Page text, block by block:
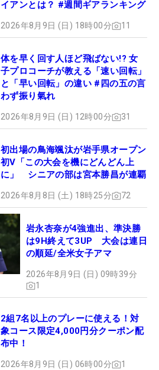
イアンとは？ #週間ギアランキング
2026年8月9日 (日) 18時00分 11
体を早く回す人ほど飛ばない!? 女
子プロコーチが教える「速い回転」
と「早い回転」の違い #四の五の言
わず振り氣れ
2026年8月9日 (日) 12時00分 31
初出場の鳥海颯汰が岩手県オープン
初V「この大会を機にどんどん上
に」 シニアの部は宮本勝昌が連覇
2026年8月8日 (土) 18時25分 72
岩永杏奈が4強進出、準決勝
は9H終えて3UP 大会は連日
の順延/全米女子アマ
2026年8月9日 (日) 09時39分
1
2組7名以上のプレーに使える！対
象コース限定4,000円分クーポン配
布中！
2026年8月9日 (日) 06時00分 1